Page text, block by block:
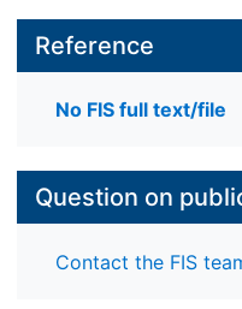
Reference
No FIS full text/file
Question on
Contact the FIS